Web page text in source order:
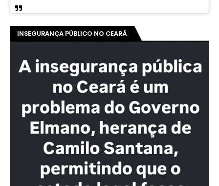
INSEGURANÇA PÚBLICO NO CEARÁ